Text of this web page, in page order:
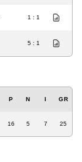
1 : 1
5 : 1
P N I GR
16 5 7 25